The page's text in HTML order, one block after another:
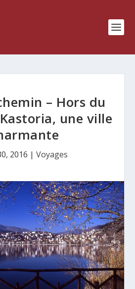
– Hors du
une ville
2016 | Voyages